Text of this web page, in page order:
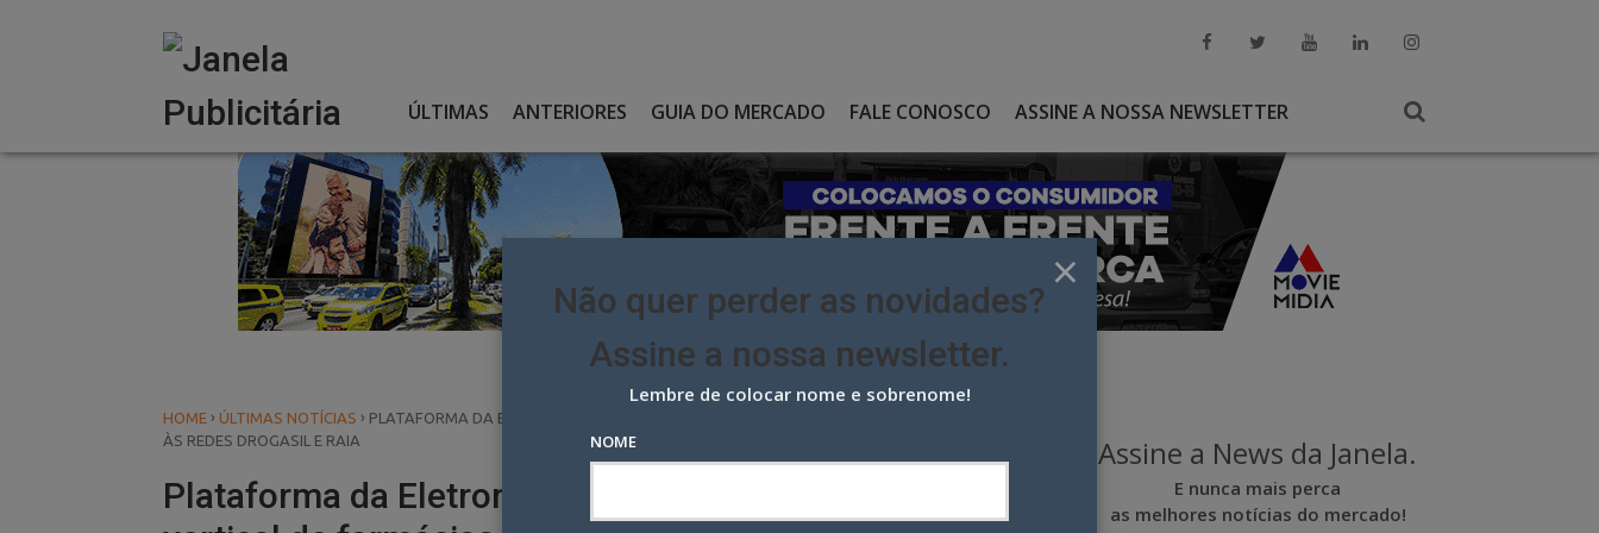
ÚLTIMAS ANTERIORES GUIA DO MERCADO FALE CONOSCO ASSINE A NOSSA NEWSLETTER
HOME › ÚLTIMAS NOTÍCIAS › PLATAFORMA DA ELETROMIDIA, ‘AQUI ADS’ EXPANDE NA VERTICAL DE FARMÁCIAS E CHEGA
ÀS REDES DROGASIL E RAIA
Plataforma da Eletromidia, ‘Aqui Ads’ expande na
Assine a News da Janela.
E nunca mais perca
as melhores notícias do mercado!
×
Não quer perder as novidades?
Assine a nossa newsletter.
Lembre de colocar nome e sobrenome!
NOME